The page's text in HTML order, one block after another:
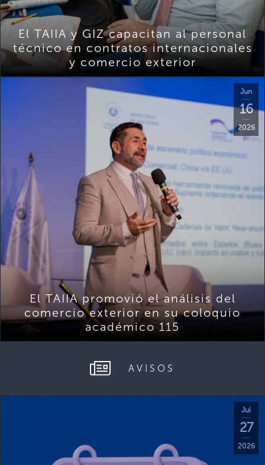
El TAIIA y GIZ capacitan al personal
técnico en contratos internacionales
y comercio exterior
Jun
16
2026
El TAIIA promovió el análisis del
comercio exterior en su coloquio
académico 115
AVISOS
Jul
27
2026